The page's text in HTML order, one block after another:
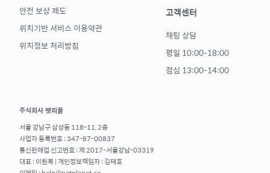
안전 보상 제도
위치기반 서비스 이용약관
위치정보 처리방침
고객센터
채팅 상담
평일 10:00-18:00
점심 13:00-14:00
주식회사 펫피플
서울 강남구 삼성동 118-11, 2층
사업자 등록번호 : 347-87-00837
통신판매업 신고번호 : 제 2017-서울강남-03319
대표 : 이원복 | 개인정보책임자 : 김태호